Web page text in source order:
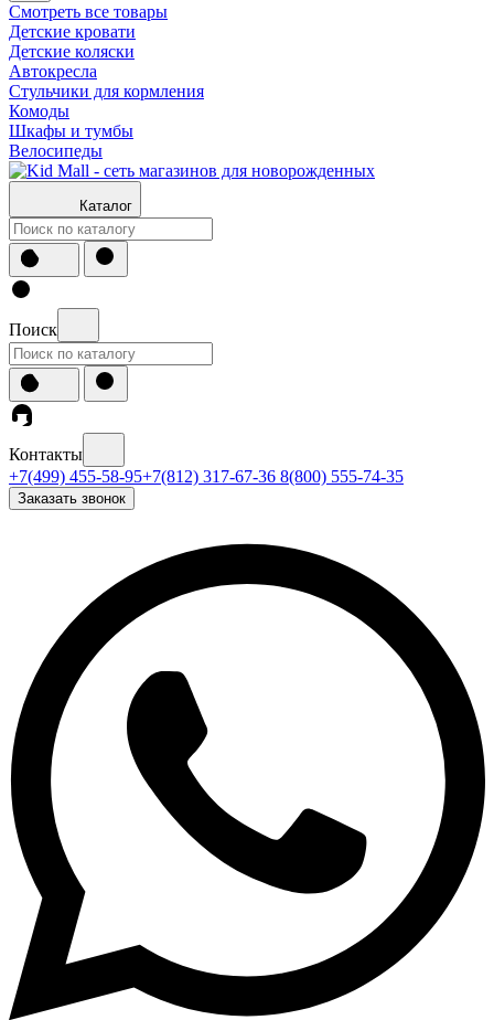
Смотреть все товары
Детские кровати
Детские коляски
Автокресла
Стульчики для кормления
Комоды
Шкафы и тумбы
Велосипеды
Каталог
Поиск
Контакты
+7(499) 455-58-95+7(812) 317-67-36 8(800) 555-74-35
Заказать звонок